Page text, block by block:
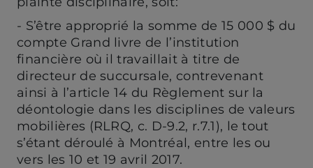
- S’être approprié la somme de 15 000 $ du
compte Grand livre de l’institution
financière où il travaillait à titre de
directeur de succursale, contrevenant
ainsi à l’article 14 du Règlement sur la
déontologie dans les disciplines de valeurs
mobilières (RLRQ, c. D-9.2, r.7.1), le tout
s’étant déroulé à Montréal, entre les ou
vers les 10 et 19 avril 2017.